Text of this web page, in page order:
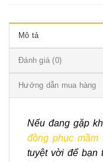
Mô tả
Đánh giá (0)
Hướng dẫn mua hàng
Nếu đang gặp
đồng phục mầm
tuyệt vời để bạn